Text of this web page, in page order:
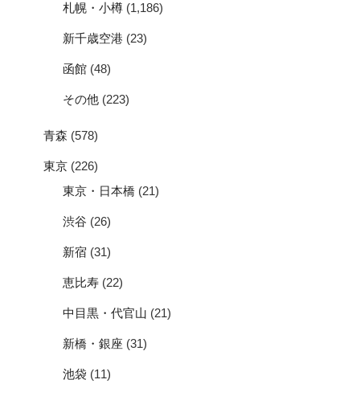
札幌・小樽 (1,186)
新千歳空港 (23)
函館 (48)
その他 (223)
青森 (578)
東京 (226)
東京・日本橋 (21)
渋谷 (26)
新宿 (31)
恵比寿 (22)
中目黒・代官山 (21)
新橋・銀座 (31)
池袋 (11)